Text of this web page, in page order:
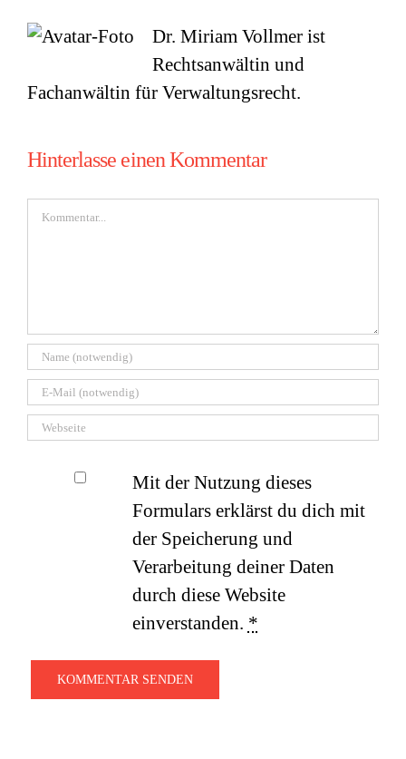
Dr. Miriam Vollmer ist
Rechtsanwältin und
Fachanwältin für Verwaltungsrecht.
Hinterlasse einen Kommentar
Kommentar
Mit der Nutzung dieses
Formulars erklärst du dich mit
der Speicherung und
Verarbeitung deiner Daten
durch diese Website
einverstanden. *